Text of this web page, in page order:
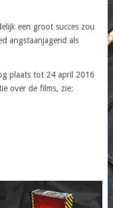
een groot succes zou
angstaanjagend als
plaats tot 24 april 2016
over de films, zie: